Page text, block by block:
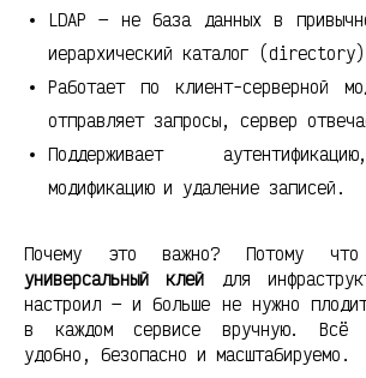
LDAP — не база данных в
иерархический каталог
Работает по клиент-серверной
отправляет запросы, сервер
Поддерживает
модификацию и удаление записей.
Почему это важно? Потому
универсальный клей для
настроил — и больше не нужно
в каждом сервисе вручную. Всё
удобно, безопасно и масштабируемо.